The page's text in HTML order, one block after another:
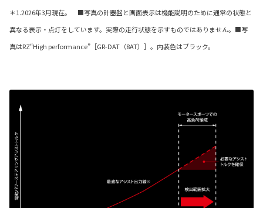
＊1.2026年3月現在。 ■写真の計器盤と画面表示は機能説明のために通常の状態と
異なる表示・点灯をしています。実際の走行状態を示すものではありません。■写
真はRZ“High performance”［GR-DAT（8AT）］。内装色はブラック。